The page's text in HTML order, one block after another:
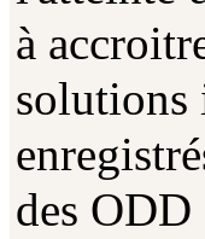
à
solutions
des